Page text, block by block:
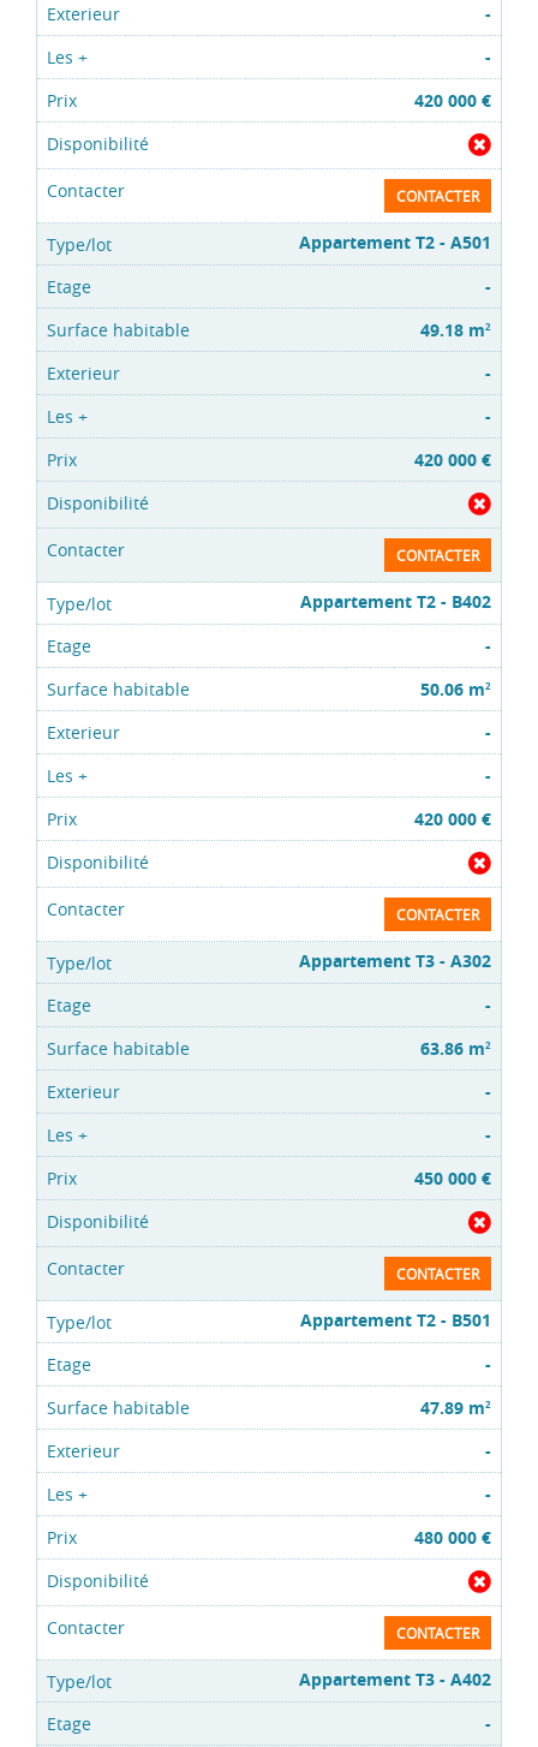
-
-
420 000 €
CONTACTER
Appartement T2 - A501
-
49.18 m2
-
-
420 000 €
CONTACTER
Appartement T2 - B402
-
50.06 m2
-
-
420 000 €
CONTACTER
Appartement T3 - A302
-
63.86 m2
-
-
450 000 €
CONTACTER
Appartement T2 - B501
-
47.89 m2
-
-
480 000 €
CONTACTER
Appartement T3 - A402
-